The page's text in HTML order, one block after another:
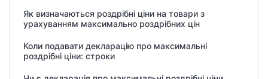
Як визначаються роздрібні ціни на товари з
урахуванням максимально роздрібних цін
Коли подавати декларацію про максимальні
роздрібні ціни: строки